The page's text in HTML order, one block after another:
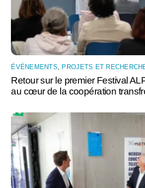
ÉVÉNEMENTS PROJETS ET
Retour sur le premier Festival
au cœur de la coopération